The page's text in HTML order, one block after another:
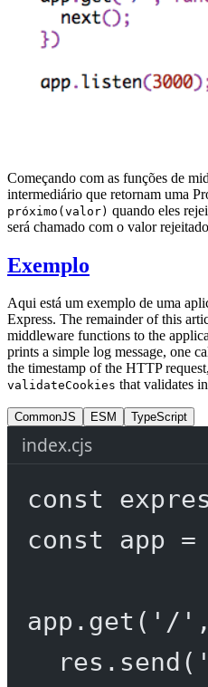
Começando com as funções de
intermediário que retornam uma
próximo(valor) quando eles
será chamado com o valor
Exemplo
Aqui está um exemplo de uma
Express. The remainder of this
middleware functions to the
prints a simple log message, one
the timestamp of the HTTP
validateCookies that validates
CommonJS ESM TypeScript
index.cjs
const
const
app =
app. get ( '/'
res. send (